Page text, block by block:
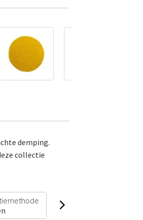
demping.
collectie